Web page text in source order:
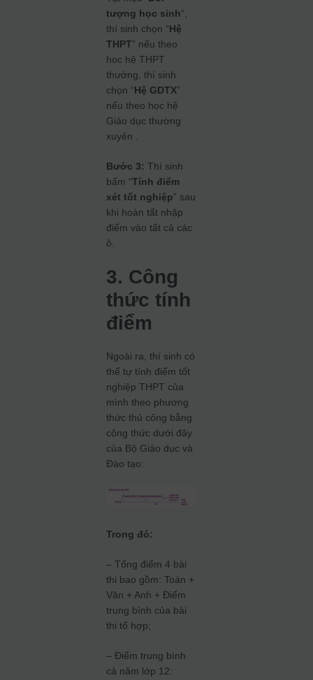
tượng học sinh“,
thí sinh chọn “Hệ
THPT” nếu theo
học hệ THPT
thường, thí sinh
chọn “Hệ GDTX”
nếu theo học hệ
Giáo dục thường
xuyên .
Bước 3: Thí sinh
bấm “Tính điểm
xét tốt nghiệp” sau
khi hoàn tất nhập
điểm vào tất cả các
ô.
3. Công
thức tính
điểm
Ngoài ra, thí sinh có
thể tự tính điểm tốt
nghiệp THPT của
mình theo phương
thức thủ công bằng
công thức dưới đây
của Bộ Giáo dục và
Đào tạo:
Trong đó:
– Tổng điểm 4 bài
thi bao gồm: Toán +
Văn + Anh + Điểm
trung bình của bài
thi tổ hợp;
– Điểm trung bình
cả năm lớp 12: